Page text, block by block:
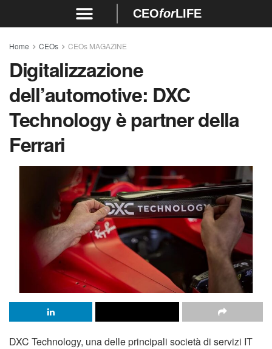
CEOforLIFE
Home CEOs CEOs MAGAZINE
Digitalizzazione
dell’automotive: DXC
Technology è partner della
Ferrari
DXC Technology, una delle principali società di servizi IT